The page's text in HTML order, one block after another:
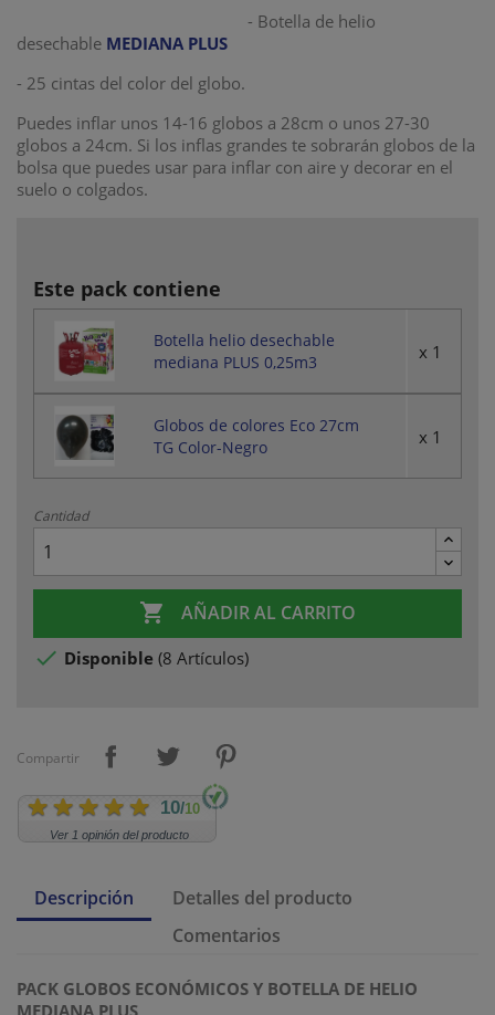
- Botella de helio
desechable MEDIANA PLUS
- 25 cintas del color del globo.
Puedes inflar unos 14-16 globos a 28cm o unos 27-30
globos a 24cm. Si los inflas grandes te sobrarán globos de la
bolsa que puedes usar para inflar con aire y decorar en el
suelo o colgados.
Este pack contiene
Botella helio desechable
mediana PLUS 0,25m3
x 1
Globos de colores Eco 27cm
TG Color-Negro
x 1
Cantidad
 AÑADIR AL CARRITO
 Disponible (8 Artículos)
Compartir
10/10
Ver 1 opinión del producto
Descripción
Detalles del producto
Comentarios
PACK GLOBOS ECONÓMICOS Y BOTELLA DE HELIO
MEDIANA PLUS